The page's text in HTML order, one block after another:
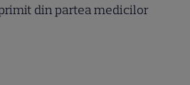
din partea medicilor